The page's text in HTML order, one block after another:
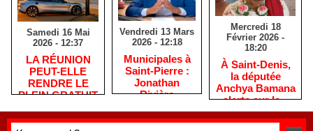
Samedi 16 Mai
2026 - 12:37
​LA RÉUNION
PEUT-ELLE
RENDRE LE
PLEIN GRATUIT
Vendredi 13 Mars
2026 - 12:18
​Municipales à
Saint-Pierre :
Jonathan
Rivière
habitants après
Mercredi 18
Février 2026 -
18:20
​À Saint-Denis,
la députée
Anchya Bamana
alerte sur la «
double peine »
vécue par